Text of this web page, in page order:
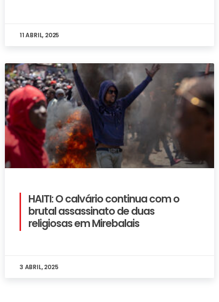
11 ABRIL, 2025
HAITI: O calvário continua com o
brutal assassinato de duas
religiosas em Mirebalais
3 ABRIL, 2025